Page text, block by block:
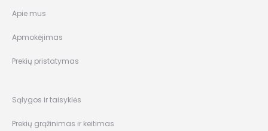
Apie mus
Apmokėjimas
Prekių pristatymas
Sąlygos ir taisyklės
Prekių grąžinimas ir keitimas